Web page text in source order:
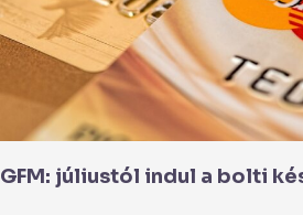
GFM: júliustól indul a bolti